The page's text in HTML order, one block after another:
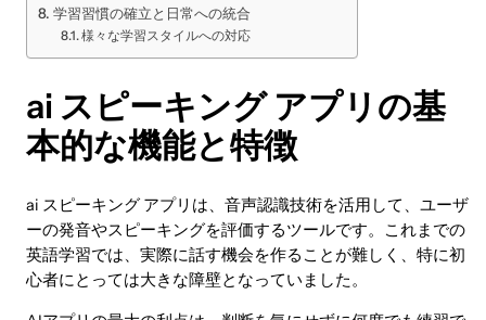
学習習慣の確立と日常への統合
様々な学習スタイルへの対応
ai スピーキング アプリの基
本的な機能と特徴
ai スピーキング アプリは、音声認識技術を活用して、ユーザ
ーの発音やスピーキングを評価するツールです。これまでの
英語学習では、実際に話す機会を作ることが難しく、特に初
心者にとっては大きな障壁となっていました。